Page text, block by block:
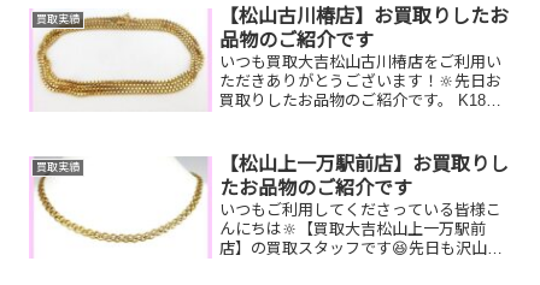
たものや、片手でお持ちいただけるもの
ならお買取りできるお品が...
買取実績
【松山古川椿店】お買取りしたお
品物のご紹介です
いつも買取大吉松山古川椿店をご利用い
ただきありがとうございます！🔆先日お
買取りしたお品物のご紹介です。 K18ネ
はございませんか？そのお品物ぜひ！買
取大吉松山古川椿店...
買取実績
【松山上一万駅前店】お買取りし
たお品物のご紹介です
いつもご利用してくださっている皆様こ
んにちは🔆【買取大吉松山上一万駅前
店】の買取スタッフです😆先日も沢山の